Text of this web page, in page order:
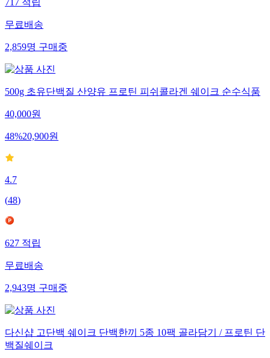
717적립
무료배송
2,859명구매중
500g 초유단백질 산양유 프로틴 피쉬콜라겐 쉐이크 순수식품
40,000원
48%20,900원
4.7
(48)
627적립
무료배송
2,943명구매중
다신샵 고단백 쉐이크 단백한끼 5종 10팩 골라담기 / 프로틴 단
백질쉐이크